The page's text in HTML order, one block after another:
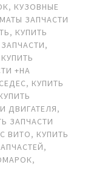
, КУЗОВНЫЕ
ЗАПЧАСТИ
, КУПИТЬ
,
КУПИТЬ
+НА
, КУПИТЬ
ДВИГАТЕЛЯ,
ЗАПЧАСТИ
ВИТО, КУПИТЬ
,
,